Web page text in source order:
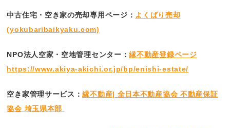
中古住宅・空き家の売却専用ページ： よくばり売却
(yokubaribaikyaku.com)
NPO法人空家・空地管理センター：縁不動産登録ページ
https://www.akiya-akichi.or.jp/bp/enishi-estate/
空き家管理サービス：縁不動産| 全日本不動産協会 不動産保証
協会 埼玉県本部